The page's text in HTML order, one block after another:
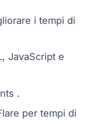
i tempi di
JavaScript e
.
per tempi di